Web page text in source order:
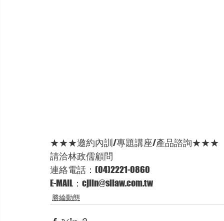
★★★邀約內訓/專題講座/產品諮詢★★★
請洽林政儒顧問
連絡電話：(04)2221-0860
E-MAIL：cjlin@sllaw.com.tw
勝綸動態